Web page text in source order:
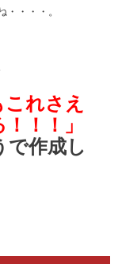
・・・・。
れさえ
！！」
で作成し